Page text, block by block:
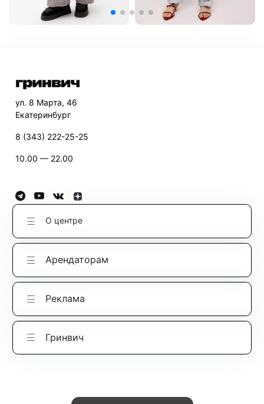
ул. 8 Марта, 46
Екатеринбург
8 (343) 222-25-25
10.00 — 22.00
О центре
Арендаторам
Реклама
Гринвич